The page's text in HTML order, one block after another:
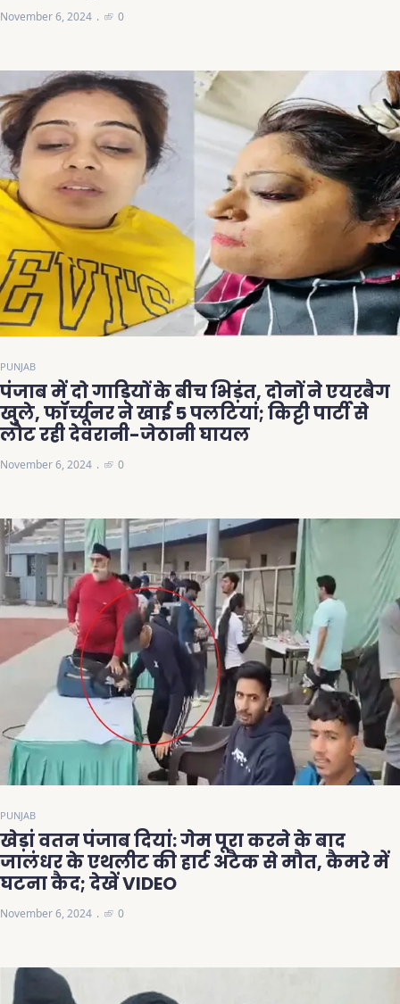
November 6, 2024 0
PUNJAB
पंजाब में दो गाड़ियों के बीच भिड़ंत, दोनों ने एयरबैग
खुले, फॉर्च्यूनर ने खाई 5 पलटियां; किट्टी पार्टी से
लौट रही देवरानी-जेठानी घायल
November 6, 2024 0
PUNJAB
खेड़ां वतन पंजाब दियां: गेम पूरा करने के बाद
जालंधर के एथलीट की हार्ट अटैक से मौत, कैमरे में
घटना कैद; देखें VIDEO
November 6, 2024 0